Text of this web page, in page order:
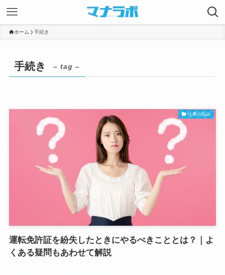
ホーム 手続き
手続き – tag –
仕事の悩み
運転免許証を紛失したときにやるべきこととは？｜よ
くある疑問もあわせて解説